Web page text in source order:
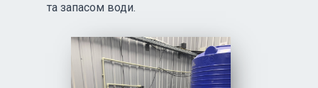
та запасом води.